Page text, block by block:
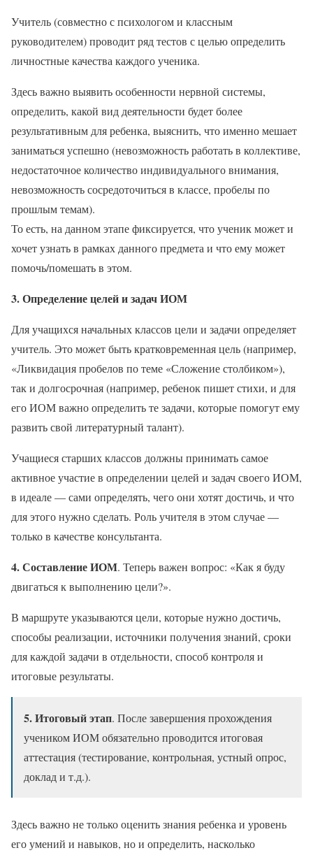
Учитель (совместно с психологом и классным
руководителем) проводит ряд тестов с целью определить
личностные качества каждого ученика.
Здесь важно выявить особенности нервной системы,
определить, какой вид деятельности будет более
результативным для ребенка, выяснить, что именно мешает
заниматься успешно (невозможность работать в коллективе,
недостаточное количество индивидуального внимания,
невозможность сосредоточиться в классе, пробелы по
прошлым темам).
То есть, на данном этапе фиксируется, что ученик может и
хочет узнать в рамках данного предмета и что ему может
помочь/помешать в этом.
3. Определение целей и задач ИОМ
Для учащихся начальных классов цели и задачи определяет
учитель. Это может быть кратковременная цель (например,
«Ликвидация пробелов по теме «Сложение столбиком»),
так и долгосрочная (например, ребенок пишет стихи, и для
его ИОМ важно определить те задачи, которые помогут ему
развить свой литературный талант).
Учащиеся старших классов должны принимать самое
активное участие в определении целей и задач своего ИОМ,
в идеале — сами определять, чего они хотят достичь, и что
для этого нужно сделать. Роль учителя в этом случае —
только в качестве консультанта.
4. Составление ИОМ. Теперь важен вопрос: «Как я буду
двигаться к выполнению цели?».
В маршруте указываются цели, которые нужно достичь,
способы реализации, источники получения знаний, сроки
для каждой задачи в отдельности, способ контроля и
итоговые результаты.
5. Итоговый этап. После завершения прохождения
учеником ИОМ обязательно проводится итоговая
аттестация (тестирование, контрольная, устный опрос,
доклад и т.д.).
Здесь важно не только оценить знания ребенка и уровень
его умений и навыков, но и определить, насколько